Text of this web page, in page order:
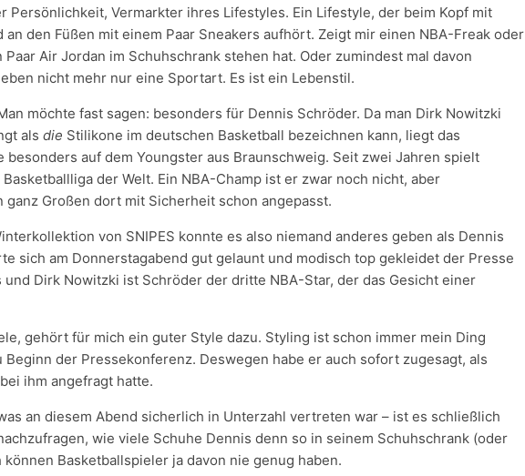
Persönlichkeit, Vermarkter ihres Lifestyles. Ein Lifestyle, der beim Kopf mit
den Füßen mit einem Paar Sneakers aufhört. Zeigt mir einen NBA-Freak oder
Air Jordan im Schuhschrank stehen hat. Oder zumindest mal davon
nicht mehr nur eine Sportart. Es ist ein Lebenstil.
möchte fast sagen: besonders für Dennis Schröder. Da man Dirk Nowitzki
als die Stilikone im deutschen Basketball bezeichnen kann, liegt das
besonders auf dem Youngster aus Braunschweig. Seit zwei Jahren spielt
der Welt. Ein NBA-Champ ist er zwar noch nicht, aber
Großen dort mit Sicherheit schon angepasst.
von SNIPES konnte es also niemand anderes geben als Dennis
sich am Donnerstagabend gut gelaunt und modisch top gekleidet der Presse
und Dirk Nowitzki ist Schröder der dritte NBA-Star, der das Gesicht einer
gehört für mich ein guter Style dazu. Styling ist schon immer mein Ding
Beginn der Pressekonferenz. Deswegen habe er auch sofort zugesagt, als
ihm angefragt hatte.
an diesem Abend sicherlich in Unterzahl vertreten war – ist es schließlich
wie viele Schuhe Dennis denn so in seinem Schuhschrank (oder
können Basketballspieler ja davon nie genug haben.